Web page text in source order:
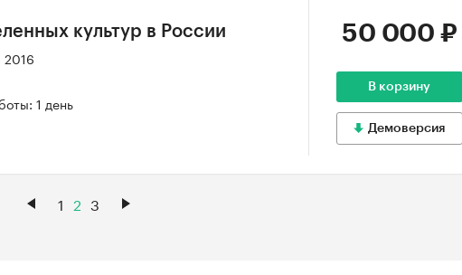
культур в России
2016
1 день
50 000 ₽
В корзину
Демоверсия
1 2 3